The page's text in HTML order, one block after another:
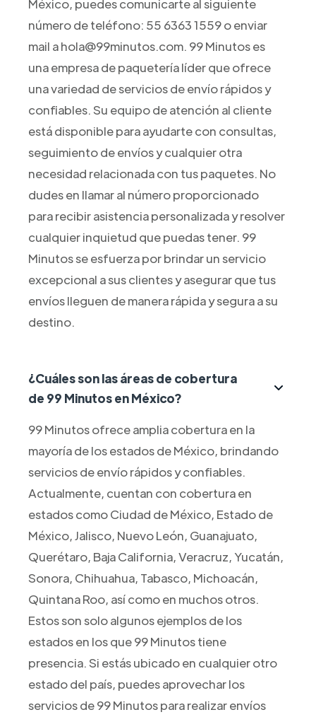
México, puedes comunicarte al siguiente
número de teléfono: 55 6363 1559 o enviar
mail a hola@99minutos.com. 99 Minutos es
una empresa de paquetería líder que ofrece
una variedad de servicios de envío rápidos y
confiables. Su equipo de atención al cliente
está disponible para ayudarte con consultas,
seguimiento de envíos y cualquier otra
necesidad relacionada con tus paquetes. No
dudes en llamar al número proporcionado
para recibir asistencia personalizada y resolver
cualquier inquietud que puedas tener. 99
Minutos se esfuerza por brindar un servicio
excepcional a sus clientes y asegurar que tus
envíos lleguen de manera rápida y segura a su
destino.
¿Cuáles son las áreas de cobertura
de 99 Minutos en México?
99 Minutos ofrece amplia cobertura en la
mayoría de los estados de México, brindando
servicios de envío rápidos y confiables.
Actualmente, cuentan con cobertura en
estados como Ciudad de México, Estado de
México, Jalisco, Nuevo León, Guanajuato,
Querétaro, Baja California, Veracruz, Yucatán,
Sonora, Chihuahua, Tabasco, Michoacán,
Quintana Roo, así como en muchos otros.
Estos son solo algunos ejemplos de los
estados en los que 99 Minutos tiene
presencia. Si estás ubicado en cualquier otro
estado del país, puedes aprovechar los
servicios de 99 Minutos para realizar envíos